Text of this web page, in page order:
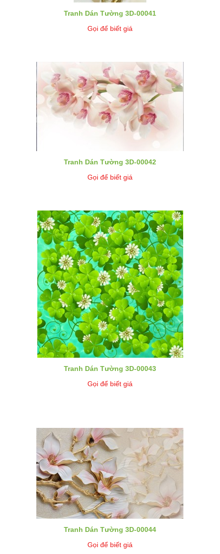
Tranh Dán Tường 3D-00041
Gọi để biết giá
Tranh Dán Tường 3D-00042
Gọi để biết giá
Tranh Dán Tường 3D-00043
Gọi để biết giá
Tranh Dán Tường 3D-00044
Gọi để biết giá